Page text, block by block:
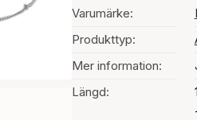
Varumärke:
Produkttyp:
Mer information:
Längd: